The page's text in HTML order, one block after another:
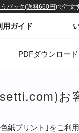
用ガイド
PDFダウンロード
お
色紙プリント ｣をご利